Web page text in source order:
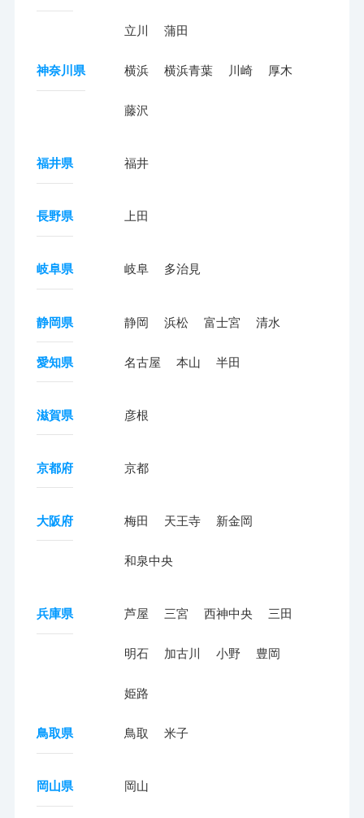
立川 蒲田
神奈川県 横浜 横浜青葉 川崎 厚木
藤沢
福井県 福井
長野県 上田
岐阜県 岐阜 多治見
静岡県 静岡 浜松 富士宮 清水
愛知県 名古屋 本山 半田
滋賀県 彦根
京都府 京都
大阪府 梅田 天王寺 新金岡
和泉中央
兵庫県 芦屋 三宮 西神中央 三田
明石 加古川 小野 豊岡
姫路
鳥取県 鳥取 米子
岡山県 岡山